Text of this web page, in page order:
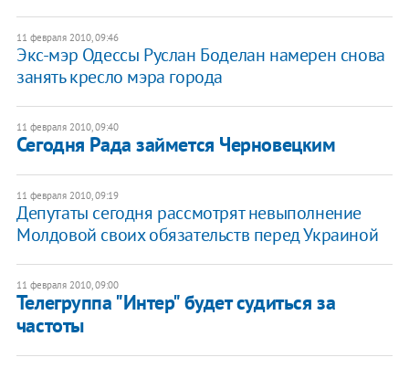
11 февраля 2010, 09:46
Экс-мэр Одессы Руслан Боделан намерен снова
занять кресло мэра города
11 февраля 2010, 09:40
Сегодня Рада займется Черновецким
11 февраля 2010, 09:19
Депутаты сегодня рассмотрят невыполнение
Молдовой своих обязательств перед Украиной
11 февраля 2010, 09:00
Телегруппа "Интер" будет судиться за
частоты